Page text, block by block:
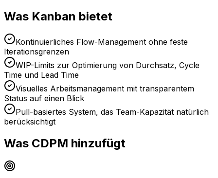
Was Kanban bietet
Kontinuierliches Flow-Management ohne feste
Iterationsgrenzen
WIP-Limits zur Optimierung von Durchsatz, Cycle
Time und Lead Time
Visuelles Arbeitsmanagement mit transparentem
Status auf einen Blick
Pull-basiertes System, das Team-Kapazität natürlich
berücksichtigt
Was CDPM hinzufügt